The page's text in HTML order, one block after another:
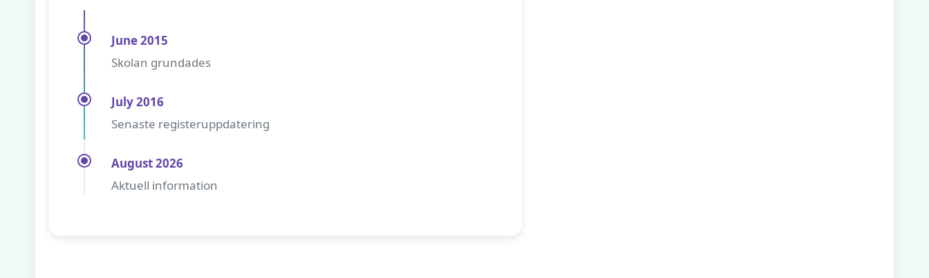
June 2015
Skolan grundades
July 2016
Senaste registeruppdatering
August 2026
Aktuell information